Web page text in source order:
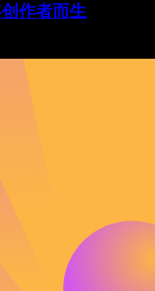
作者而生